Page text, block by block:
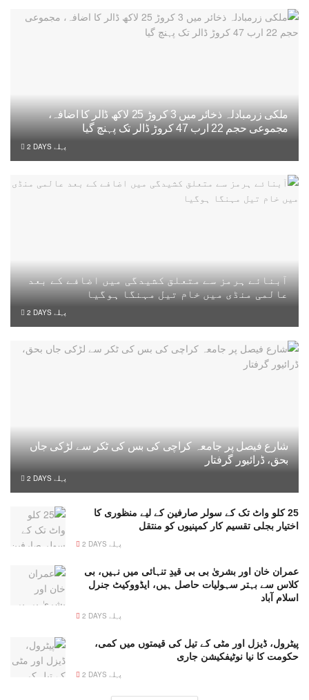
ملکی زرمبادلہ ذخائر میں 3 کروڑ 25 لاکھ ڈالر کا اضافہ،
مجموعی حجم 22 ارب 47 کروڑ ڈالر تک پہنچ گیا
2 DAYS پہلے
آبنائے ہرمز سے متعلق کشیدگی میں اضافے کے بعد
عالمی منڈی میں خام تیل مہنگا ہوگیا
2 DAYS پہلے
شارع فیصل پر جامعہ کراچی کی بس کی ٹکر سے لڑکی جاں
بحق، ڈرائیور گرفتار
2 DAYS پہلے
25 کلو واٹ تک کے سولر صارفین کے لیے منظوری کا
اختیار بجلی تقسیم کار کمپنیوں کو منتقل
2 DAYS پہلے
عمران خان اور بشریٰ بی بی قیدِ تنہائی میں نہیں، بی
کلاس سے بہتر سہولیات حاصل ہیں، ایڈووکیٹ جنرل
اسلام آباد
2 DAYS پہلے
پیٹرول، ڈیزل اور مٹی کے تیل کی قیمتوں میں کمی،
حکومت کا نیا نوٹیفکیشن جاری
2 DAYS پہلے